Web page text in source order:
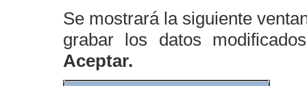
Se mostrará la siguiente
grabar los datos
Aceptar.